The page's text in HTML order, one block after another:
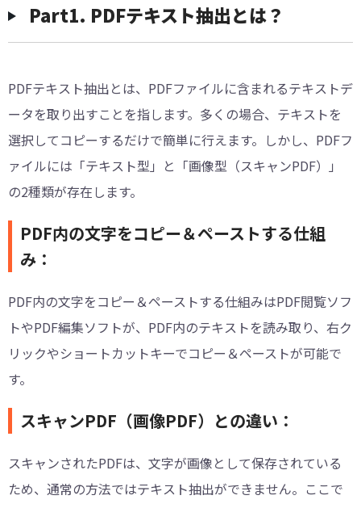
︎Part1. PDFテキスト抽出とは？
PDFテキスト抽出とは、PDFファイルに含まれるテキストデ
ータを取り出すことを指します。多くの場合、テキストを
選択してコピーするだけで簡単に行えます。しかし、PDFフ
ァイルには「テキスト型」と「画像型（スキャンPDF）」
の2種類が存在します。
PDF内の文字をコピー＆ペーストする仕組
み：
PDF内の文字をコピー＆ペーストする仕組みはPDF閲覧ソフ
トやPDF編集ソフトが、PDF内のテキストを読み取り、右ク
リックやショートカットキーでコピー＆ペーストが可能で
す。
スキャンPDF（画像PDF）との違い：
スキャンされたPDFは、文字が画像として保存されている
ため、通常の方法ではテキスト抽出ができません。ここで